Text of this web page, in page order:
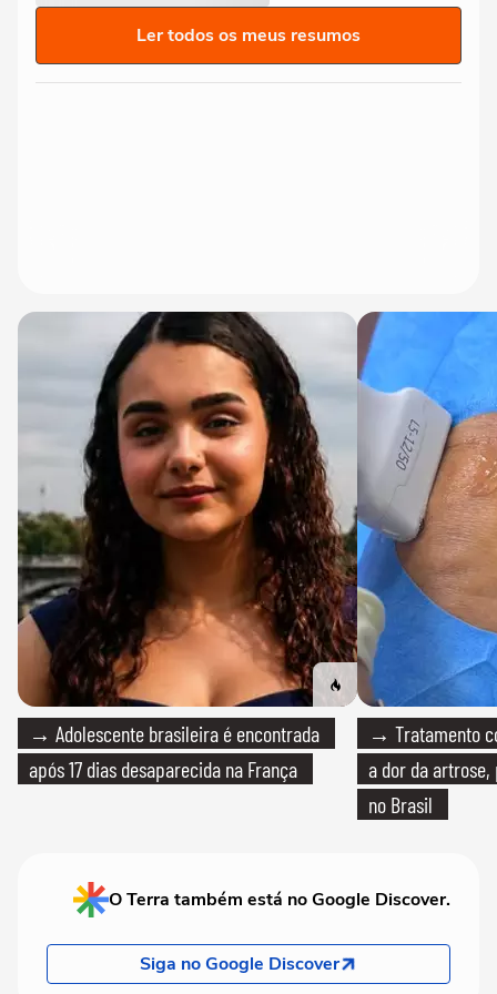
Ler todos os meus resumos
→ Adolescente brasileira é encontrada
após 17 dias desaparecida na França
→ Tratamento
a dor da artrose,
no Brasil
O Terra também está no Google Discover.
Siga no Google Discover